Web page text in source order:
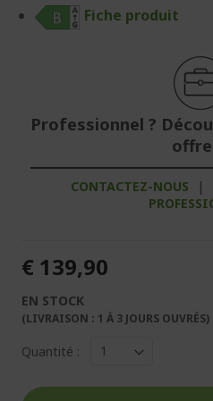
Fiche produit
Professionnel ?
CONTACTEZ-NOUS |
€ 139,90
EN STOCK
(LIVRAISON : 1 À 3 JOURS OUVRÉS)
Quantité :